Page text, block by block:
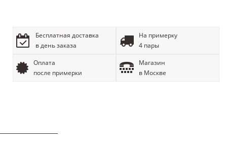
Бесплатная доставка
в день заказа
На примерку
4 пары
Оплата
после примерки
Магазин
в Москве